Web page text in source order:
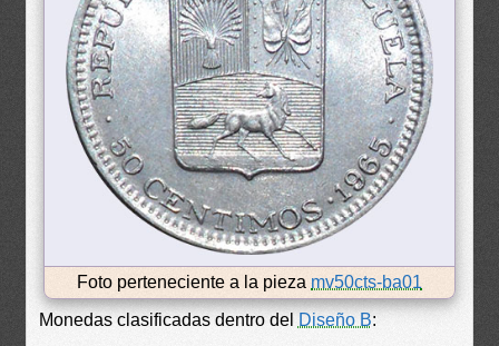
Foto perteneciente a la pieza mv50cts-ba01
Monedas clasificadas dentro del Diseño B: